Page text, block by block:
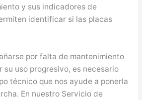
y sus indicadores de
identificar si las placas
por falta de mantenimiento
su uso progresivo, es necesario
técnico que nos ayude a ponerla
En nuestro Servicio de